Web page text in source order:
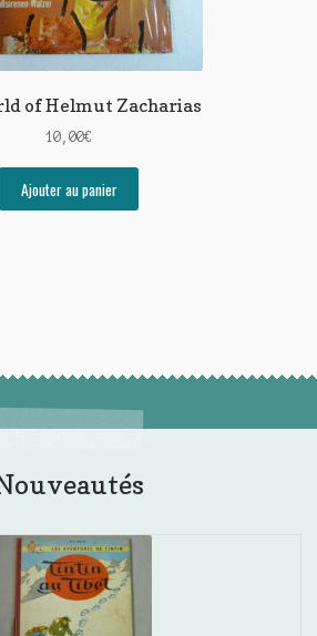
of Helmut Zacharias
10,00€
Ajouter au panier